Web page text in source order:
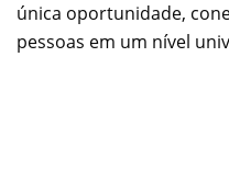
única oportunidade,
pessoas em um nível